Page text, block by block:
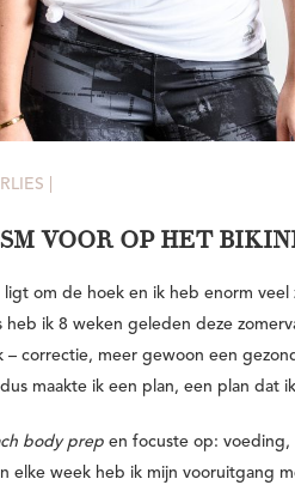
|
VOOR OP HET
om de hoek en ik heb enorm veel
heb ik 8 weken geleden deze
correctie, meer gewoon een
maakte ik een plan, een plan dat
body prep en focuste op: voeding,
elke week heb ik mijn vooruitgang